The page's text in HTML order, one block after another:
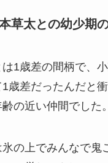
草太との幼少期
1歳差の間柄で、
歳差だったんだと衝
の近い仲間でした。
の上でみんなで鬼